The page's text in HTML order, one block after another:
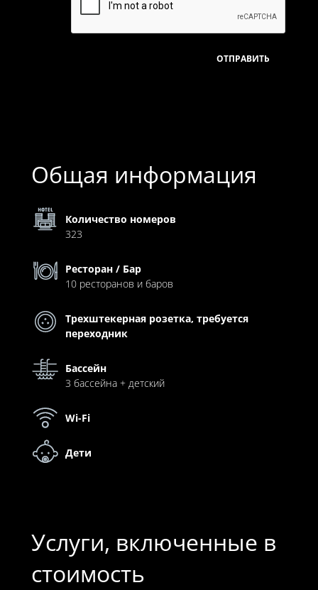
Общая информация
Количество номеров
323
Ресторан / Бар
10 ресторанов и баров
Трехштекерная розетка, требуется
переходник
Бассейн
3 бассейна + детский
Wi-Fi
Дети
Услуги, включенные в
стоимость